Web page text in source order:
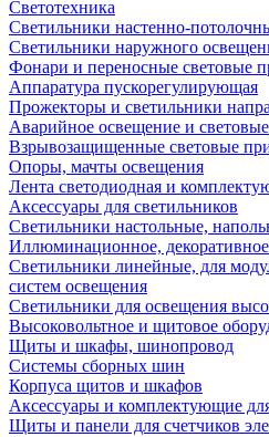
Светотехника
Светильники настенно-
Светильники наружного
Фонари и переносные световые
Аппаратура пускорегулирующая
Прожекторы и светильники
Аварийное освещение и световые
Взрывозащищенные световые
Опоры, мачты освещения
Лента светодиодная и
Аксессуары для светильников
Светильники настольные,
Иллюминационное,
Светильники линейные, для
систем освещения
Светильники для освещения
Высоковольтное и щитовое
Щиты и шкафы, шинопровод
Системы сборных шин
Корпуса щитов и шкафов
Аксессуары и комплектующие
Щиты и панели для счетчиков